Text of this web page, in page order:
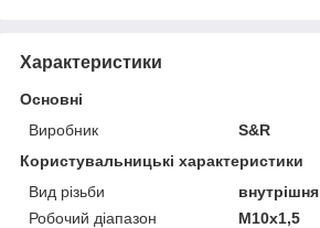
Характеристики
Основні
Виробник
S&R
Користувальницькі характеристики
Вид різьби
внутрішня
Робочий діапазон
М10х1,5